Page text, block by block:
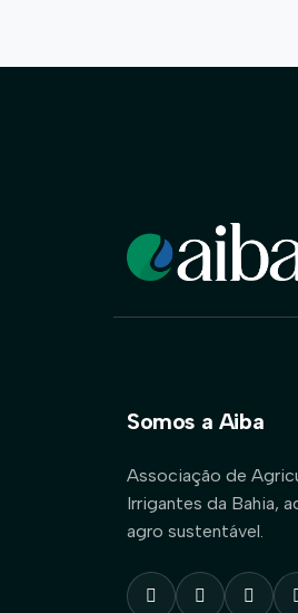
Somos a Aiba
Associação de
Irrigantes da Bahia,
agro sustentável.